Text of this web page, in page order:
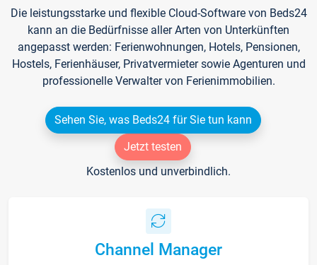
Die leistungsstarke und flexible Cloud-Software von Beds24
kann an die Bedürfnisse aller Arten von Unterkünften
angepasst werden: Ferienwohnungen, Hotels, Pensionen,
Hostels, Ferienhäuser, Privatvermieter sowie Agenturen und
professionelle Verwalter von Ferienimmobilien.
Sehen Sie, was Beds24 für Sie tun kann
Jetzt testen
Kostenlos und unverbindlich.
Channel Manager